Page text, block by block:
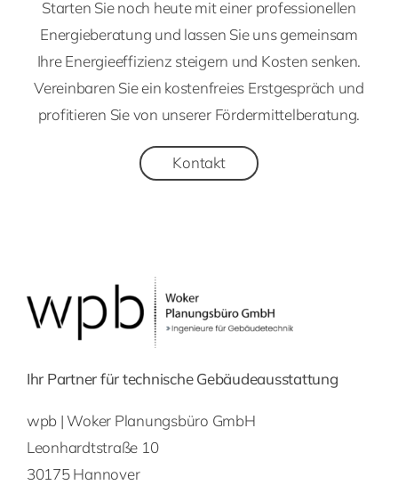
Starten Sie noch heute mit einer professionellen
Energieberatung und lassen Sie uns gemeinsam
Ihre Energieeffizienz steigern und Kosten senken.
Vereinbaren Sie ein kostenfreies Erstgespräch und
profitieren Sie von unserer Fördermittelberatung.
Kontakt
Ihr Partner für technische Gebäudeausstattung
wpb | Woker Planungsbüro GmbH
Leonhardtstraße 10
30175 Hannover